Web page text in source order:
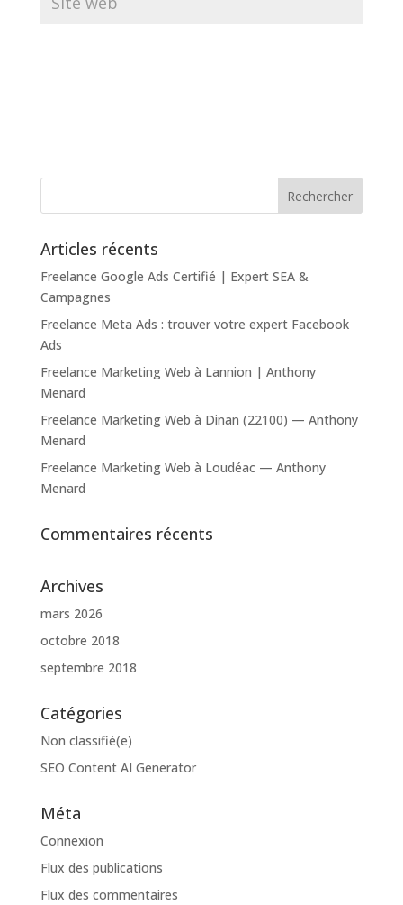
Articles récents
Freelance Google Ads Certifié | Expert SEA &
Campagnes
Freelance Meta Ads : trouver votre expert Facebook
Ads
Freelance Marketing Web à Lannion | Anthony
Menard
Freelance Marketing Web à Dinan (22100) — Anthony
Menard
Freelance Marketing Web à Loudéac — Anthony
Menard
Commentaires récents
Archives
mars 2026
octobre 2018
septembre 2018
Catégories
Non classifié(e)
SEO Content AI Generator
Méta
Connexion
Flux des publications
Flux des commentaires